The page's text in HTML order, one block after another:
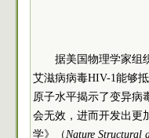
据美国物理学家组
艾滋病病毒HIV-1能够
原子水平揭示了变异病
会无效，进而开发出更
学》（Nature Structural